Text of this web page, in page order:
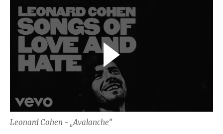
Leonard Cohen - „Avalanche”